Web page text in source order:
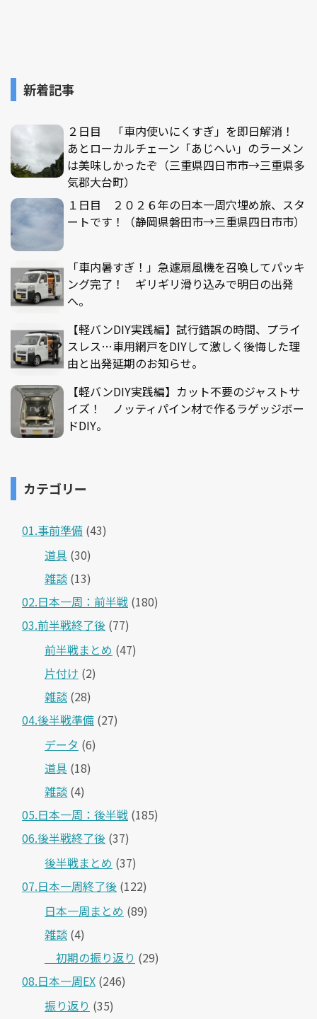
新着記事
２日目 「車内使いにくすぎ」を即日解消！
あとローカルチェーン「あじへい」のラーメン
は美味しかったぞ（三重県四日市市→三重県多
気郡大台町）
１日目 ２０２６年の日本一周穴埋め旅、スタ
ートです！（静岡県磐田市→三重県四日市市）
「車内暑すぎ！」急遽扇風機を召喚してパッキ
ング完了！ ギリギリ滑り込みで明日の出発
へ。
【軽バンDIY実践編】試行錯誤の時間、プライ
スレス…車用網戸をDIYして激しく後悔した理
由と出発延期のお知らせ。
【軽バンDIY実践編】カット不要のジャストサ
イズ！ ノッティパイン材で作るラゲッジボー
ドDIY。
カテゴリー
01.事前準備 (43)
道具 (30)
雑談 (13)
02.日本一周：前半戦 (180)
03.前半戦終了後 (77)
前半戦まとめ (47)
片付け (2)
雑談 (28)
04.後半戦準備 (27)
データ (6)
道具 (18)
雑談 (4)
05.日本一周：後半戦 (185)
06.後半戦終了後 (37)
後半戦まとめ (37)
07.日本一周終了後 (122)
日本一周まとめ (89)
雑談 (4)
＿初期の振り返り (29)
08.日本一周EX (246)
振り返り (35)